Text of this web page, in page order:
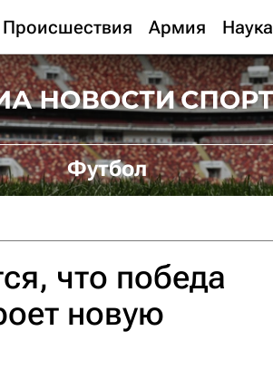
Происшествия Армия Наука
Футбол
что победа
новую